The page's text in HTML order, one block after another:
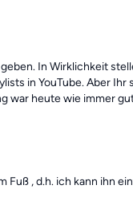
In Wirklichkeit
in YouTube. Aber
war heute wie immer
, d.h. ich kann ihn